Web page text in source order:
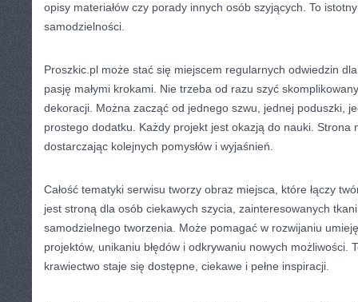
opisy materiałów czy porady innych osób szyjących. To
samodzielności.
Proszkic.pl może stać się miejscem regularnych odwiedzin
pasję małymi krokami. Nie trzeba od razu szyć
dekoracji. Można zacząć od jednego szwu, jednej poduszki,
prostego dodatku. Każdy projekt jest okazją do nauki. Strona
dostarczając kolejnych pomysłów i wyjaśnień.
Całość tematyki serwisu tworzy obraz miejsca, które łączy
jest stroną dla osób ciekawych szycia, zainteresowanych
samodzielnego tworzenia. Może pomagać w rozwijaniu
projektów, unikaniu błędów i odkrywaniu nowych możliwości.
krawiectwo staje się dostępne, ciekawe i pełne inspiracji.